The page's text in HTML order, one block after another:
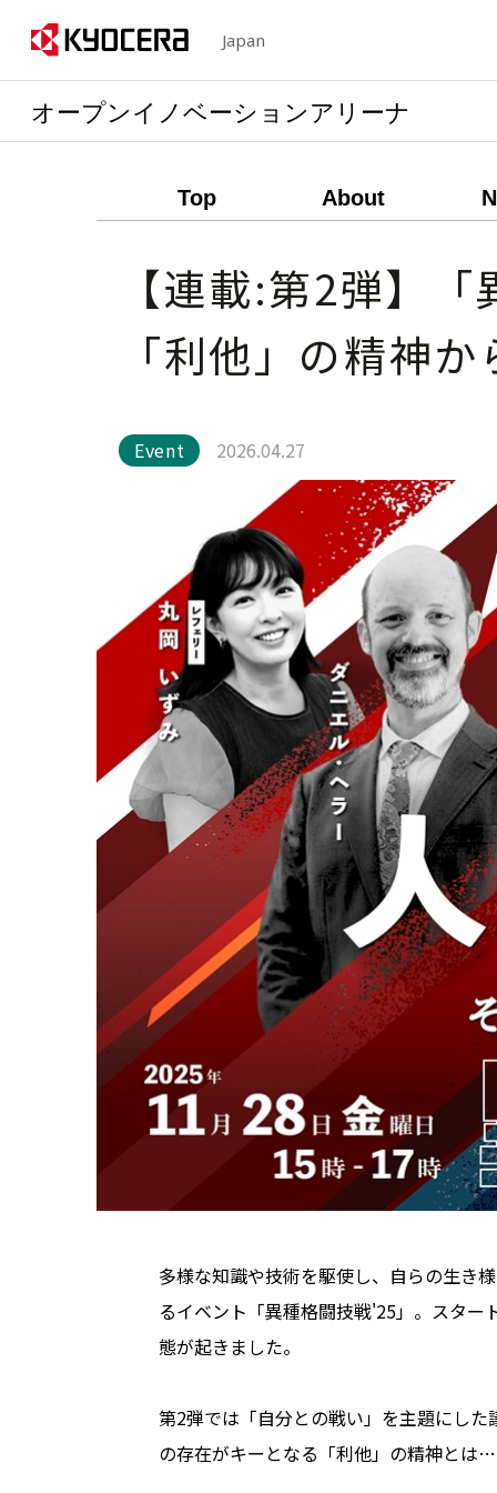
Japan
オープンイノベーションアリーナ
Top About
【連載:第2弾】
「利他」の精神
Event 2026.04.27
多様な知識や技術を駆使し、自らの生き
るイベント「異種格闘技戦'25」。スタ
態が起きました。
第2弾では「自分との戦い」を主題にし
の存在がキーとなる「利他」の精神と